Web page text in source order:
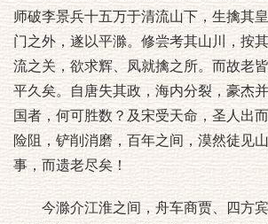
师破李景兵十五万于清流山下，生擒其
门之外，遂以平滁。修尝考其山川，按
流之关，欲求辉、凤就擒之所。而故老
平久矣。自唐失其政，海内分裂，豪杰
国者，何可胜数？及宋受天命，圣人出
险阻，铲削消磨，百年之间，漠然徒见
事，而遗老尽矣！
今滁介江淮之间，舟车商贾、四方宾